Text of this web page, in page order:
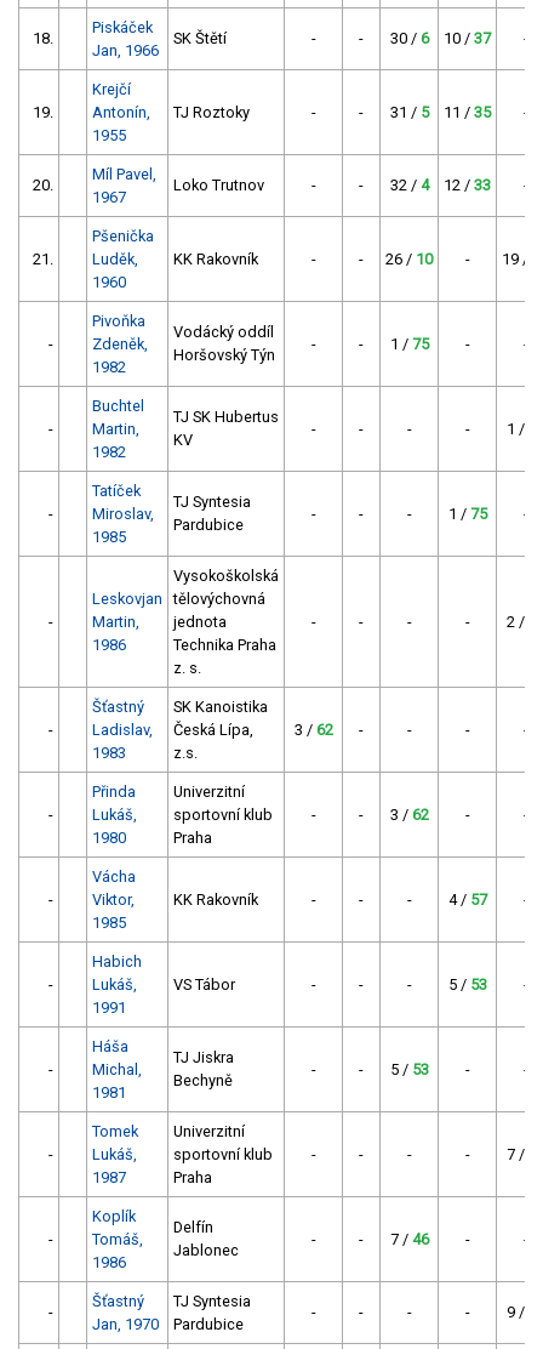
18.
Piskáček
Jan, 1966
SK Štětí - - 30 / 6 10 / 37 -
19.
Krejčí
Antonín,
1955
TJ Roztoky - - 31 / 5 11 / 35 -
20.
Míl Pavel,
1967
Loko Trutnov - - 32 / 4 12 / 33 -
21.
Pšenička
Luděk,
1960
KK Rakovník - - 26 / 10 - 19 /
-
Pivoňka
Zdeněk,
1982
Vodácký oddíl
Horšovský Týn
- - 1 / 75 - -
-
Buchtel
Martin,
1982
TJ SK Hubertus
KV
- - - - 1 /
-
Tatíček
Miroslav,
1985
TJ Syntesia
Pardubice
- - - 1 / 75 -
-
Leskovjan
Martin,
1986
Vysokoškolská
tělovýchovná
jednota
Technika Praha
z. s.
- - - - 2 /
-
Šťastný
Ladislav,
1983
SK Kanoistika
Česká Lípa,
z.s.
3 / 62 - - - -
-
Přinda
Lukáš,
1980
Univerzitní
sportovní klub
Praha
- - 3 / 62 - -
-
Vácha
Viktor,
1985
KK Rakovník - - - 4 / 57 -
-
Habich
Lukáš,
1991
VS Tábor - - - 5 / 53 -
-
Háša
Michal,
1981
TJ Jiskra
Bechyně
- - 5 / 53 - -
-
Tomek
Lukáš,
1987
Univerzitní
sportovní klub
Praha
- - - - 7 /
-
Koplík
Tomáš,
1986
Delfín
Jablonec
- - 7 / 46 - -
-
Šťastný
Jan, 1970
TJ Syntesia
Pardubice
- - - - 9 /